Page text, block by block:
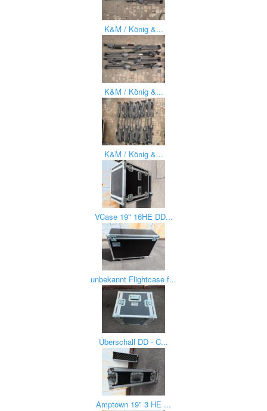
K&M / König &...
K&M / König &...
K&M / König &...
VCase 19" 16HE DD...
unbekannt Flightcase f...
Überschall DD - C...
Amptown 19" 3 HE ...